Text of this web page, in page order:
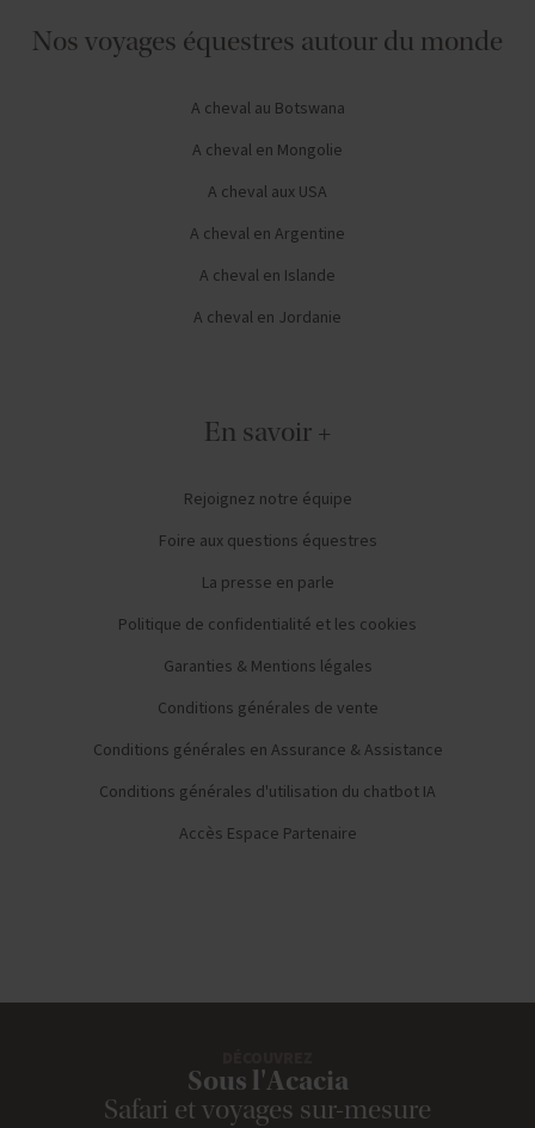
Nos voyages équestres autour du monde
A cheval au Botswana
A cheval en Mongolie
A cheval aux USA
A cheval en Argentine
A cheval en Islande
A cheval en Jordanie
En savoir +
Rejoignez notre équipe
Foire aux questions équestres
La presse en parle
Politique de confidentialité et les cookies
Garanties & Mentions légales
Conditions générales de vente
Conditions générales en Assurance & Assistance
Conditions générales d'utilisation du chatbot IA
Accès Espace Partenaire
Sous l'Acacia
Safari et voyages sur-mesure